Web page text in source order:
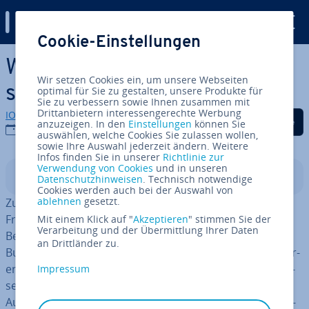
Zum Haupt­in­halt springen
Was sind Belege und wofür
sind sie wichtig?
IONOS Redaktion
04.02.2019
Auf Facebook teilen
Auf Twitter teilen
Auf LinkedIn
In­halts­ver­zeich­nis
Zur „Zet­tel­wirt­schaft“ eines jeden Un­ter­neh­mens, eines
Free­lan­cers oder auch eines Pri­vat­haus­halts gehören
Belege. Sta­pel­wei­se warten sie auf ihren Einsatz in der
Buch­hal­tung, bei einer Be­triebs­prü­fung oder der Steu­er­
erklä­rung. Der Beleg ist ein „Be­weis­stück“ über Er­eig­nis­
se, die die Ver­mö­gens­la­ge verändern. So kleinlich die
Auf­be­wah­rung eines jeden Bons oder Rech­nungs­durch­
Cookie-Einstellungen
Wir setzen Cookies ein, um unsere Webseiten
optimal für Sie zu gestalten, unsere Produkte für
Sie zu verbessern sowie Ihnen zusammen mit
Drittanbietern interessengerechte Werbung
anzuzeigen. In den Einstellungen können Sie
auswählen, welche Cookies Sie zulassen wollen,
sowie Ihre Auswahl jederzeit ändern. Weitere
Infos finden Sie in unserer Richtlinie zur
Verwendung von Cookies und in unseren
Datenschutzhinweisen. Technisch notwendige
Cookies werden auch bei der Auswahl von
ablehnen gesetzt.
Mit einem Klick auf "Akzeptieren" stimmen Sie der
Verarbeitung und der Übermittlung Ihrer Daten
an Drittländer zu.
Impressum